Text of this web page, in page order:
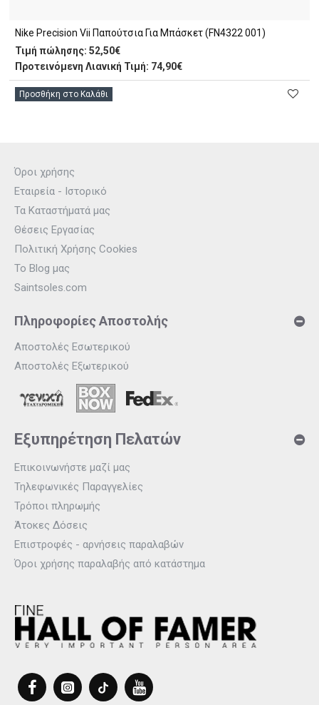
Nike Precision Vii Παπούτσια Για Μπάσκετ (FN4322 001)
Τιμή πώλησης: 52,50€
Προτεινόμενη Λιανική Τιμή: 74,90€
Προσθήκη στο Καλάθι
Όροι χρήσης
Εταιρεία - Ιστορικό
Τα Καταστήματά μας
Θέσεις Εργασίας
Πολιτική Χρήσης Cookies
Το Blog μας
Saintsoles.com
Πληροφορίες Αποστολής
Αποστολές Εσωτερικού
Αποστολές Εξωτερικού
Εξυπηρέτηση Πελατών
Επικοινωνήστε μαζί μας
Τηλεφωνικές Παραγγελίες
Τρόποι πληρωμής
Άτοκες Δόσεις
Επιστροφές - αρνήσεις παραλαβών
Όροι χρήσης παραλαβής από κατάστημα